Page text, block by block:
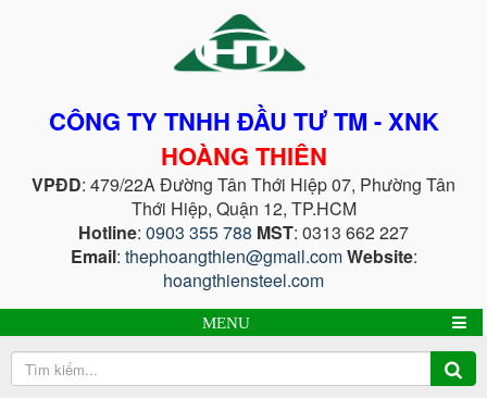
CÔNG TY TNHH ĐẦU TƯ TM - XNK
HOÀNG THIÊN
VPĐD: 479/22A Đường Tân Thới Hiệp 07, Phường Tân
Thới Hiệp, Quận 12, TP.HCM
Hotline: 0903 355 788 MST: 0313 662 227
Email: thephoangthien@gmail.comWebsite:
hoangthiensteel.com
MENU